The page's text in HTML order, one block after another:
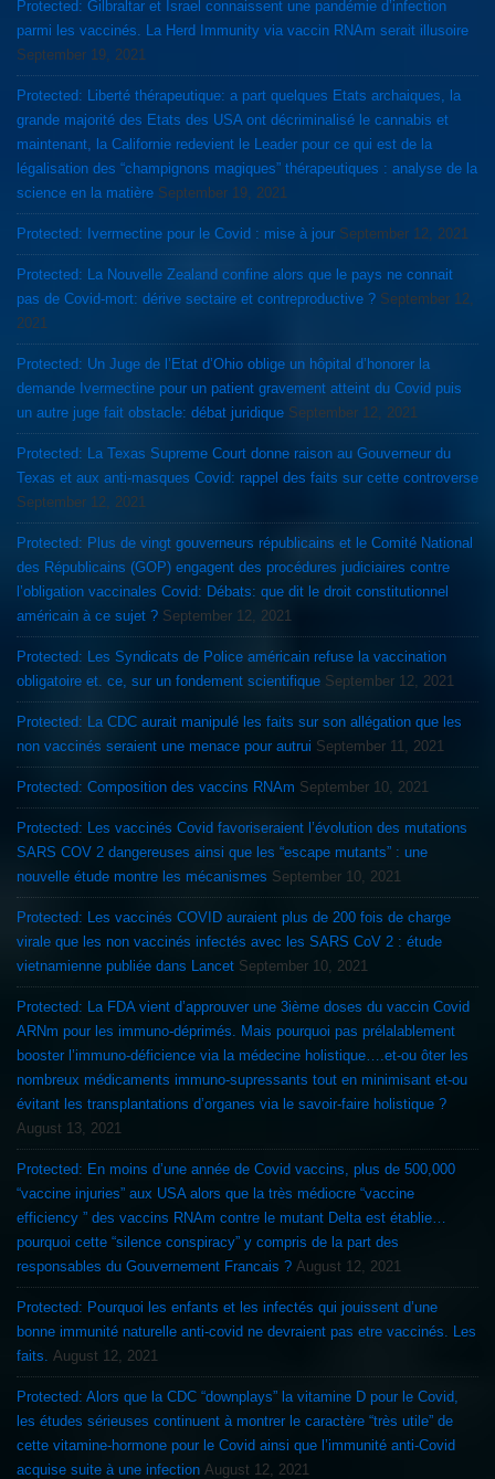
Protected: Gilbraltar et Israel connaissent une pandémie d’infection
parmi les vaccinés. La Herd Immunity via vaccin RNAm serait illusoire
September 19, 2021
Protected: Liberté thérapeutique: a part quelques Etats archaiques, la
grande majorité des Etats des USA ont décriminalisé le cannabis et
maintenant, la Californie redevient le Leader pour ce qui est de la
légalisation des “champignons magiques” thérapeutiques : analyse de la
science en la matière September 19, 2021
Protected: Ivermectine pour le Covid : mise à jour September 12, 2021
Protected: La Nouvelle Zealand confine alors que le pays ne connait
pas de Covid-mort: dérive sectaire et contreproductive ? September 12,
2021
Protected: Un Juge de l’Etat d’Ohio oblige un hôpital d’honorer la
demande Ivermectine pour un patient gravement atteint du Covid puis
un autre juge fait obstacle: débat juridique September 12, 2021
Protected: La Texas Supreme Court donne raison au Gouverneur du
Texas et aux anti-masques Covid: rappel des faits sur cette controverse
September 12, 2021
Protected: Plus de vingt gouverneurs républicains et le Comité National
des Républicains (GOP) engagent des procédures judiciaires contre
l’obligation vaccinales Covid: Débats: que dit le droit constitutionnel
américain à ce sujet ? September 12, 2021
Protected: Les Syndicats de Police américain refuse la vaccination
obligatoire et. ce, sur un fondement scientifique September 12, 2021
Protected: La CDC aurait manipulé les faits sur son allégation que les
non vaccinés seraient une menace pour autrui September 11, 2021
Protected: Composition des vaccins RNAm September 10, 2021
Protected: Les vaccinés Covid favoriseraient l’évolution des mutations
SARS COV 2 dangereuses ainsi que les “escape mutants” : une
nouvelle étude montre les mécanismes September 10, 2021
Protected: Les vaccinés COVID auraient plus de 200 fois de charge
virale que les non vaccinés infectés avec les SARS CoV 2 : étude
vietnamienne publiée dans Lancet September 10, 2021
Protected: La FDA vient d’approuver une 3ième doses du vaccin Covid
ARNm pour les immuno-déprimés. Mais pourquoi pas prélalablement
booster l’immuno-déficience via la médecine holistique….et-ou ôter les
nombreux médicaments immuno-supressants tout en minimisant et-ou
évitant les transplantations d’organes via le savoir-faire holistique ?
August 13, 2021
Protected: En moins d’une année de Covid vaccins, plus de 500,000
“vaccine injuries” aux USA alors que la très médiocre “vaccine
efficiency ” des vaccins RNAm contre le mutant Delta est établie…
pourquoi cette “silence conspiracy” y compris de la part des
responsables du Gouvernement Francais ? August 12, 2021
Protected: Pourquoi les enfants et les infectés qui jouissent d’une
bonne immunité naturelle anti-covid ne devraient pas etre vaccinés. Les
faits.
August 12, 2021
Protected: Alors que la CDC “downplays” la vitamine D pour le Covid,
les études sérieuses continuent à montrer le caractère “très utile” de
cette vitamine-hormone pour le Covid ainsi que l’immunité anti-Covid
acquise suite à une infection August 12, 2021